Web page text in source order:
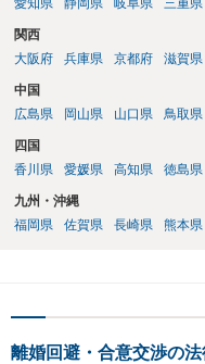
愛知県
静岡県 岐阜県 三重県
関西
大阪府
兵庫県 京都府 滋賀県
中国
広島県
岡山県 山口県 鳥取県
四国
香川県
愛媛県 高知県 徳島県
九州・沖縄
福岡県
佐賀県 長崎県 熊本県
離婚回避・合意交渉の